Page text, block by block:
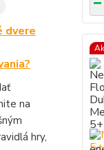
dvere
na
hry,